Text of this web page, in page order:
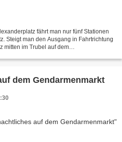
fährt man nur fünf Stationen
Steigt man den Ausgang in Fahrtrichtung
mitten im Trubel auf dem
dem Gendarmenmarkt